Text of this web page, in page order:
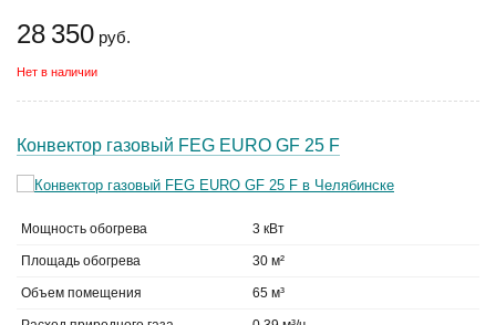
28 350 руб.
Нет в наличии
Конвектор газовый FEG EURO GF 25 F
Мощность обогрева 3 кВт
Площадь обогрева 30 м²
Объем помещения 65 м³